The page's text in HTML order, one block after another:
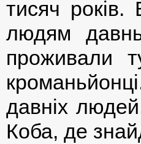
тисяч
людям
проживали
давніх
Коба, де